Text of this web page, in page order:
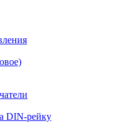
DIN-рейку